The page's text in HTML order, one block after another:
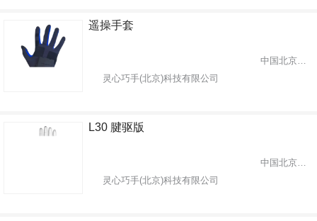
遥操手套
中国北京市海淀区
灵心巧手(北京)科技有限公司
L30 腱驱版
中国北京市海淀区
灵心巧手(北京)科技有限公司